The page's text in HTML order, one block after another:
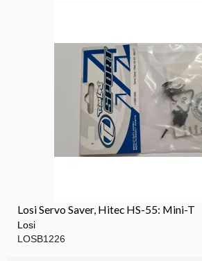
Losi Servo Saver, Hitec HS-55: Mini-T
Losi
LOSB1226